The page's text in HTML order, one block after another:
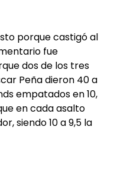
porque castigó al
fue
dos de los tres
Peña dieron 40 a
empatados en 10,
en cada asalto
siendo 10 a 9,5 la